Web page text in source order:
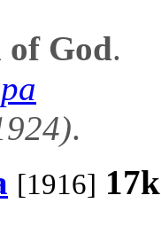
of God.
.
[1916] 17k